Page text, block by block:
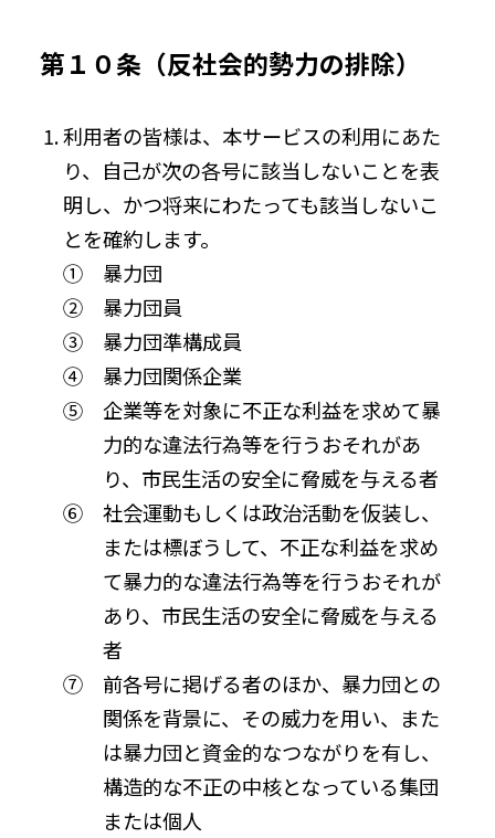
第１０条（反社会的勢力の排除）
利用者の皆様は、本サービスの利用にあた
り、自己が次の各号に該当しないことを表
明し、かつ将来にわたっても該当しないこ
とを確約します。
① 暴力団
② 暴力団員
③ 暴力団準構成員
④ 暴力団関係企業
⑤ 企業等を対象に不正な利益を求めて暴
力的な違法行為等を行うおそれがあ
り、市民生活の安全に脅威を与える者
⑥ 社会運動もしくは政治活動を仮装し、
または標ぼうして、不正な利益を求め
て暴力的な違法行為等を行うおそれが
あり、市民生活の安全に脅威を与える
者
⑦ 前各号に掲げる者のほか、暴力団との
関係を背景に、その威力を用い、また
は暴力団と資金的なつながりを有し、
構造的な不正の中核となっている集団
または個人